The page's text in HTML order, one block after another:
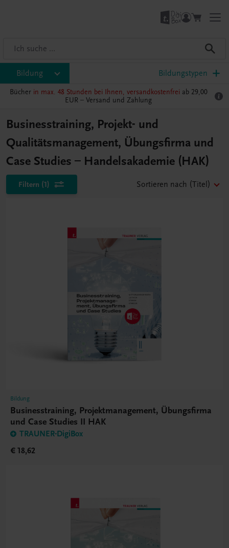
Bildung Bildungstypen
Bücher in max. 48 Stunden bei Ihnen, versandkostenfrei ab 29,00
EUR – Versand und Zahlung
Businesstraining, Projekt- und
Qualitätsmanagement, Übungsfirma und
Case Studies – Handelsakademie (HAK)
Filtern (1) Sortieren nach (Titel)
Bildung
Businesstraining, Projektmanagement, Übungsfirma
und Case Studies II HAK
TRAUNER-DigiBox
€ 18,62